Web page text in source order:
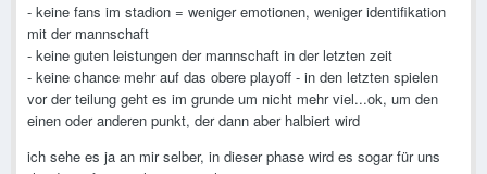
- keine fans im stadion = weniger emotionen, weniger identifikation
mit der mannschaft
- keine guten leistungen der mannschaft in der letzten zeit
- keine chance mehr auf das obere playoff - in den letzten spielen
vor der teilung geht es im grunde um nicht mehr viel...ok, um den
einen oder anderen punkt, der dann aber halbiert wird
ich sehe es ja an mir selber, in dieser phase wird es sogar für uns